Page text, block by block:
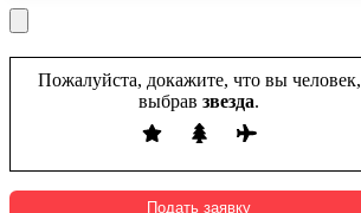
Пожалуйста, докажите, что вы человек,
выбрав звезда.